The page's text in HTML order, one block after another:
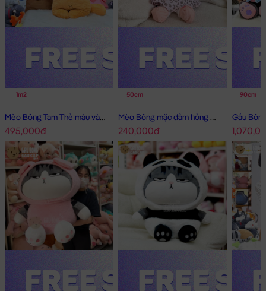
1m2
Mèo Bông Tam Thể màu vàng
495,000đ
50cm
Mèo Bông mặc đầm hồng má tim
240,000đ
90cm